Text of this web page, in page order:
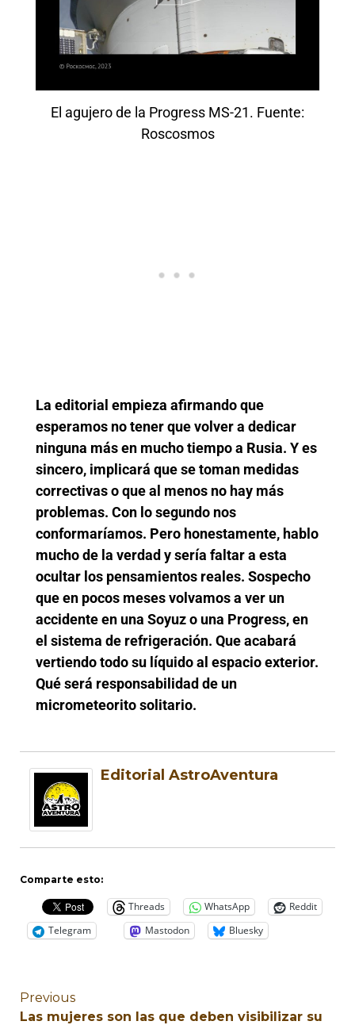
El agujero de la Progress MS-21. Fuente:
Roscosmos
La editorial empieza afirmando que
esperamos no tener que volver a dedicar
ninguna más en mucho tiempo a Rusia. Y es
sincero, implicará que se toman medidas
correctivas o que al menos no hay más
problemas. Con lo segundo nos
conformaríamos. Pero honestamente, hablo
mucho de la verdad y sería faltar a esta
ocultar los pensamientos reales. Sospecho
que en pocos meses volvamos a ver un
accidente en una Soyuz o una Progress, en
el sistema de refrigeración. Que acabará
vertiendo todo su líquido al espacio exterior.
Qué será responsabilidad de un
micrometeorito solitario.
Editorial AstroAventura
Comparte esto:
Threads WhatsApp
Reddit
Telegram
Mastodon Bluesky
Previous
Las mujeres son las que deben visibilizar su